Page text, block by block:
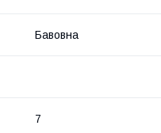
Бавовна
7